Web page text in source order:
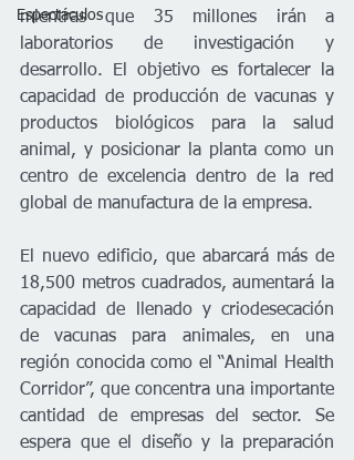
Espectáculos
mientras que 35 millones irán a
laboratorios de investigación y
desarrollo. El objetivo es fortalecer la
capacidad de producción de vacunas y
productos biológicos para la salud
animal, y posicionar la planta como un
centro de excelencia dentro de la red
global de manufactura de la empresa.
El nuevo edificio, que abarcará más de
18,500 metros cuadrados, aumentará la
capacidad de llenado y criodesecación
de vacunas para animales, en una
región conocida como el “Animal Health
Corridor”, que concentra una importante
cantidad de empresas del sector. Se
espera que el diseño y la preparación